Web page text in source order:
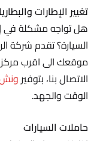
تغيير الإطارات
هل تواجه مشكلة في
السيارة؟ تقدم شركة
موقعك الى اقرب
الاتصال بنا، بتوفير ونش
الوقت والجهد.
حاملات السيارات